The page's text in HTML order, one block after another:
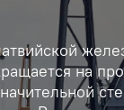
на